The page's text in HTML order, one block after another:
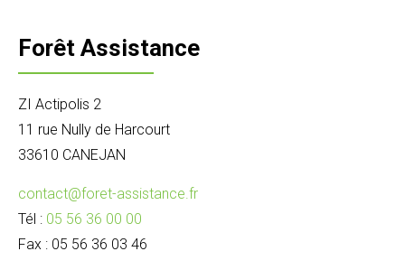
Forêt Assistance
ZI Actipolis 2
11 rue Nully de Harcourt
33610 CANEJAN
contact@foret-assistance.fr
Tél : 05 56 36 00 00
Fax : 05 56 36 03 46